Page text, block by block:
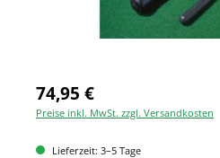
74,95 €
Preise inkl. MwSt. zzgl. Versandkosten
Lieferzeit: 3–5 Tage